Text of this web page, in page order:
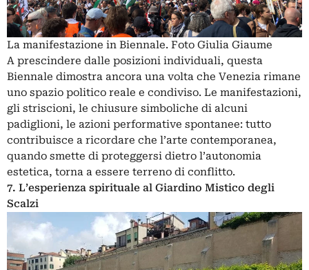
La manifestazione in Biennale. Foto Giulia Giaume
A prescindere dalle posizioni individuali, questa
Biennale dimostra ancora una volta che Venezia rimane
uno spazio politico reale e condiviso. Le manifestazioni,
gli striscioni, le chiusure simboliche di alcuni
padiglioni, le azioni performative spontanee: tutto
contribuisce a ricordare che l’arte contemporanea,
quando smette di proteggersi dietro l’autonomia
estetica, torna a essere terreno di conflitto.
7. L’esperienza spirituale al Giardino Mistico degli
Scalzi